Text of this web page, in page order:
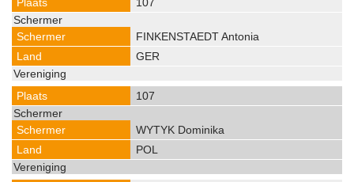
FINKENSTAEDT Antonia
GER
107
WYTYK Dominika
POL